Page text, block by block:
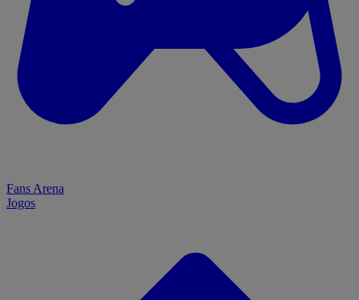
Fans Arena
Jogos